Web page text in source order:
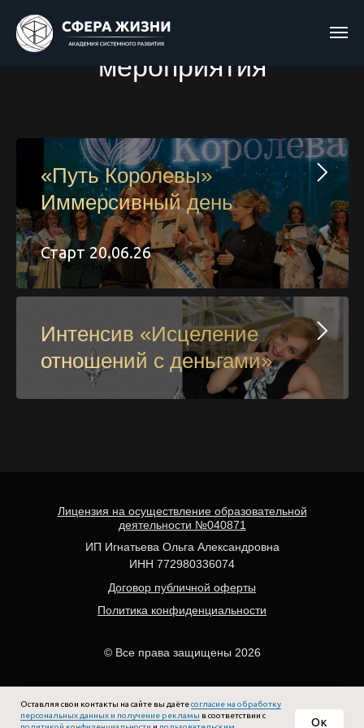
Оставляя свои контакты на сайте вы даётесогласие на обработку
персональных данных и получение рекламы в соответствии с
Ок
Ближайшие
мероприятия
«Путь Королевы»
Иммерсивный день
Старт 20.06.26
Интенсив «Исцеление
отношений с деньгами»
Лицензия на осуществление образовательной
деятельности №040871
© Все права защищены 2026
Договор публичной оферты
Политика конфиденциальности
ИП Игнатьева Ольга Александровна
ИНН 772980336074